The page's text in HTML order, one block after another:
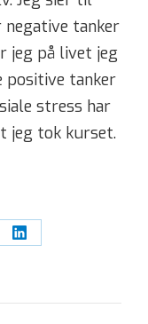
tanker
jeg på livet jeg
positive tanker
stress har
tok kurset.
Share